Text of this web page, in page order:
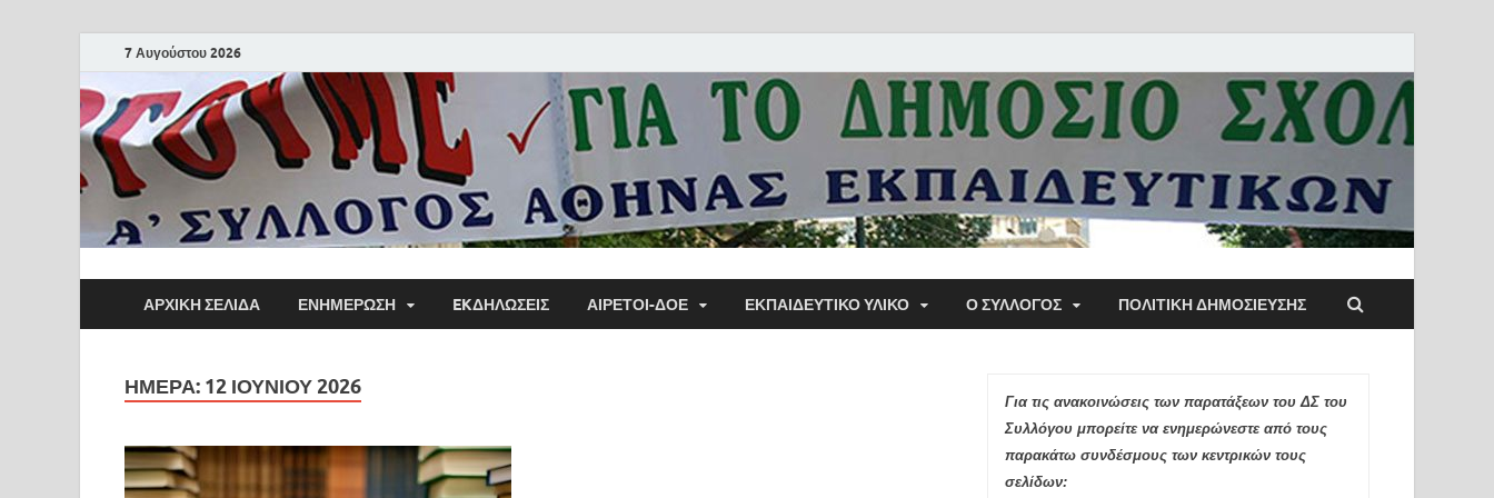
7 Αυγούστου 2026
Α΄ Σύλλογος Αθηνών
Εκπαιδευτικών Π.Ε.
ΑΡΧΙΚΗ ΣΕΛΙΔΑ ΕΝΗΜΕΡΩΣΗ EKΔΗΛΩΣΕΙΣ ΑΙΡΕΤΟΙ-ΔΟΕ ΕΚΠΑΙΔΕΥΤΙΚΌ ΥΛΙΚΌ Ο ΣΥΛΛΟΓΟΣ ΠΟΛΙΤΙΚΉ ΔΗΜΟΣΊΕΥΣΗΣ
ΗΜΈΡΑ: 12 ΙΟΥΝΊΟΥ 2026
Για τις ανακοινώσεις των παρατάξεων του ΔΣ του
Συλλόγου μπορείτε να ενημερώνεστε από τους
παρακάτω συνδέσμους των κεντρικών τους
σελίδων: